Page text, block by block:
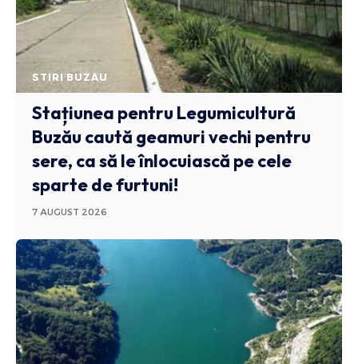
STIRI BUZAU
Stațiunea pentru Legumicultură
Buzău caută geamuri vechi pentru
sere, ca să le înlocuiască pe cele
sparte de furtuni!
7 AUGUST 2026